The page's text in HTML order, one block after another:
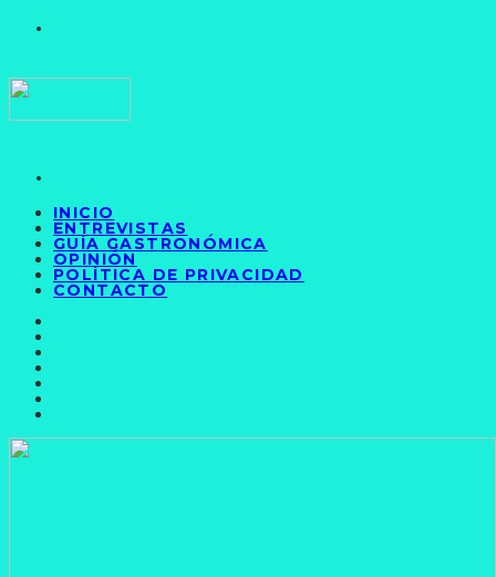
INICIO
ENTREVISTAS
GUÍA GASTRONÓMICA
OPINIÓN
POLÍTICA DE PRIVACIDAD
CONTACTO